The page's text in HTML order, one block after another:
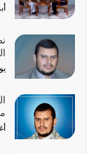
أغسطس 1, 2026
أبرز أسباب
المتمثل في
يوليو 31, 2026
أولياء
أكثر ضعفاً
يوليو 30, 2026